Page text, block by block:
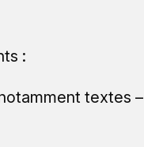
:
textes –